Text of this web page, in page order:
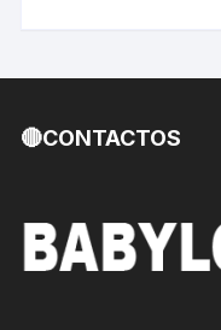
🔴CONTACTOS